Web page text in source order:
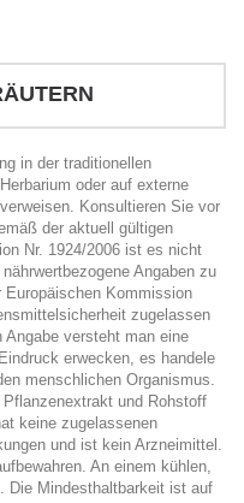
in der traditionellen
oder auf externe
Konsultieren Sie vor
der aktuell gültigen
Nr. 1924/2006 ist es nicht
Angaben zu
Kommission
zugelassen
Angabe versteht man eine
erwecken, es handele
menschlichen Organismus.
und Rohstoff
keine zugelassenen
und ist kein Arzneimittel.
An einem kühlen,
Die Mindesthaltbarkeit ist auf